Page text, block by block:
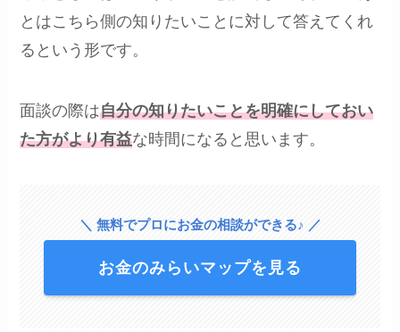
とはこちら側の知りたいことに対して答えてくれ
るという形です。
面談の際は自分の知りたいことを明確にしておい
た方がより有益な時間になると思います。
＼ 無料でプロにお金の相談ができる♪ ／
お金のみらいマップを見る